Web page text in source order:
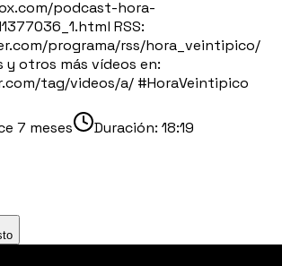
podcast-hora-
RSS:
programa/rss/hora_veintipico/
y otros más vídeos en:
tag/videos/a/ #HoraVeintipico
7 meses Duración: 18:19